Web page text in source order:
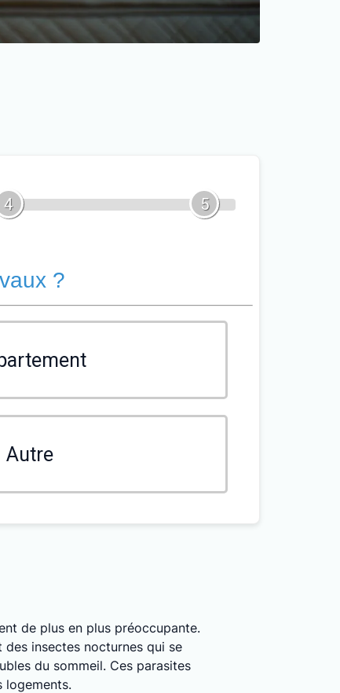
4 5
?
Autre
de plus en plus préoccupante.
insectes nocturnes qui se
du sommeil. Ces parasites
logements.